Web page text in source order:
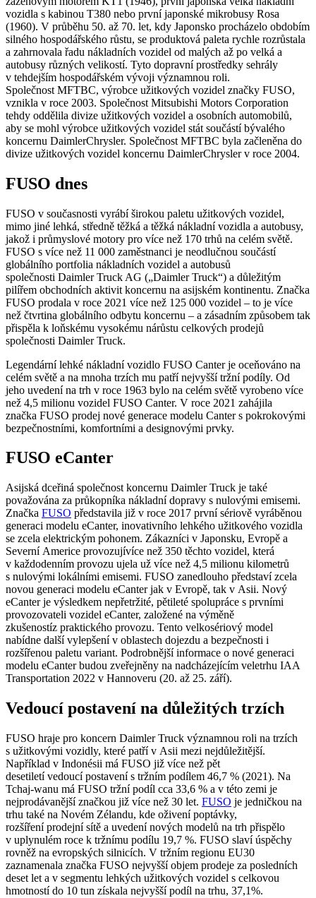
vozidla s kabinou T380 nebo první japonské mikrobusy Rosa
(1960). V průběhu 50. až 70. let, kdy Japonsko procházelo obdobím
silného hospodářského růstu, se produktová paleta rychle rozrůstala
a zahrnovala řadu nákladních vozidel od malých až po velká a
autobusy různých velikostí. Tyto dopravní prostředky sehrály
v tehdejším hospodářském vývoji významnou roli.
Společnost MFTBC, výrobce užitkových vozidel značky FUSO,
vznikla v roce 2003. Společnost Mitsubishi Motors Corporation
tehdy oddělila divize užitkových vozidel a osobních automobilů,
aby se mohl výrobce užitkových vozidel stát součástí bývalého
koncernu DaimlerChrysler. Společnost MFTBC byla začleněna do
divize užitkových vozidel koncernu DaimlerChrysler v roce 2004.
FUSO dnes
FUSO v současnosti vyrábí širokou paletu užitkových vozidel,
mimo jiné lehká, středně těžká a těžká nákladní vozidla a autobusy,
jakož i průmyslové motory pro více než 170 trhů na celém světě.
FUSO s více než 11 000 zaměstnanci je neodlučnou součástí
globálního portfolia nákladních vozidel a autobusů
společnosti Daimler Truck AG („Daimler Truck“) a důležitým
pilířem obchodních aktivit koncernu na asijském kontinentu. Značka
FUSO prodala v roce 2021 více než 125 000 vozidel – to je více
než čtvrtina globálního odbytu koncernu – a zásadním způsobem tak
přispěla k loňskému vysokému nárůstu celkových prodejů
společnosti Daimler Truck.
Legendární lehké nákladní vozidlo FUSO Canter je oceňováno na
celém světě a na mnoha trzích mu patří nejvyšší tržní podíly. Od
jeho uvedení na trh v roce 1963 bylo na celém světě vyrobeno více
než 4,5 milionu vozidel FUSO Canter. V roce 2021 zahájila
značka FUSO prodej nové generace modelu Canter s pokrokovými
bezpečnostními, komfortními a designovými prvky.
FUSO eCanter
Asijská dceřiná společnost koncernu Daimler Truck je také
považována za průkopníka nákladní dopravy s nulovými emisemi.
Značka FUSO představila již v roce 2017 první sériově vyráběnou
generaci modelu eCanter, inovativního lehkého užitkového vozidla
se zcela elektrickým pohonem. Zákazníci v Japonsku, Evropě a
Severní Americe provozujívíce než 350 těchto vozidel, která
v každodenním provozu ujela už více než 4,5 milionu kilometrů
s nulovými lokálními emisemi. FUSO zanedlouho představí zcela
novou generaci modelu eCanter jak v Evropě, tak v Asii. Nový
eCanter je výsledkem nepřetržité, pětileté spolupráce s prvními
provozovateli vozidel eCanter, založené na výměně
zkušenostíz praktického provozu. Tento velkosériový model
nabídne další vylepšení v oblastech dojezdu a bezpečnosti i
rozšířenou paletu variant. Podrobnější informace o nové generaci
modelu eCanter budou zveřejněny na nadcházejícím veletrhu IAA
Transportation 2022 v Hannoveru (20. až 25. září).
Vedoucí postavení na důležitých trzích
FUSO hraje pro koncern Daimler Truck významnou roli na trzích
s užitkovými vozidly, které patří v Asii mezi nejdůležitější.
Například v Indonésii má FUSO již více než pět
desetiletí vedoucí postavení s tržním podílem 46,7 % (2021). Na
Tchaj-wanu má FUSO tržní podíl cca 33,6 % a v této zemi je
nejprodávanější značkou již více než 30 let. FUSO je jedničkou na
trhu také na Novém Zélandu, kde oživení poptávky,
rozšíření prodejní sítě a uvedení nových modelů na trh přispělo
v uplynulém roce k tržnímu podílu 19,7 %. FUSO slaví úspěchy
rovněž na evropských silnicích. V tržním regionu EU30
zaznamenala značka FUSO nejvyšší objem prodeje za posledních
deset let a v segmentu lehkých užitkových vozidel s celkovou
hmotností do 10 tun získala nejvyšší podíl na trhu, 37,1%.